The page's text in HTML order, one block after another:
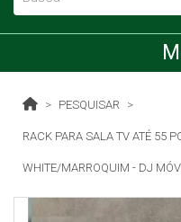
PESQUISAR
RACK PARA SALA TV ATÉ 55
WHITE/MARROQUIM - DJ